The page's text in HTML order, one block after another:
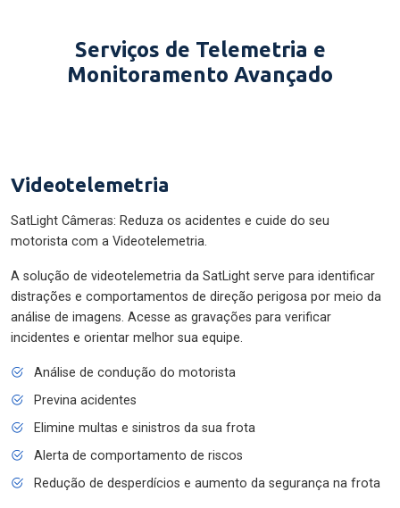
Serviços de Telemetria e
Monitoramento Avançado
Videotelemetria
SatLight Câmeras: Reduza os acidentes e cuide do seu
motorista com a Videotelemetria.
A solução de videotelemetria da SatLight serve para identificar
distrações e comportamentos de direção perigosa por meio da
análise de imagens. Acesse as gravações para verificar
incidentes e orientar melhor sua equipe.
Análise de condução do motorista
Previna acidentes
Elimine multas e sinistros da sua frota
Alerta de comportamento de riscos
Redução de desperdícios e aumento da segurança na frota